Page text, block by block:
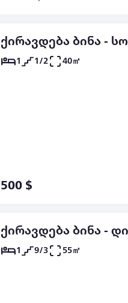
ქირავდება ბინა -
1 1/2 40㎡
500 $
ქირავდება ბინა -
1 9/3 55㎡